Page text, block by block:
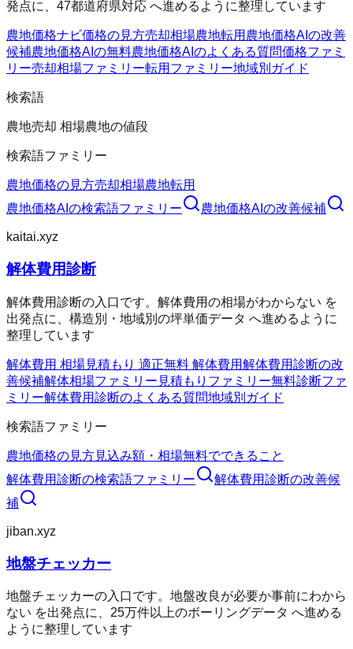
発点に、47都道府県対応 へ進めるように整理しています
農地価格ナビ価格の見方売却相場農地転用 農地価格AIの改善
候補農地価格AIの無料農地価格AIのよくある質問価格ファミ
リー売却相場ファミリー転用ファミリー地域別ガイド
検索語
農地売却 相場農地の値段
検索語ファミリー
農地価格の見方売却相場農地転用
農地価格AI の検索語ファミリー 農地価格AI の改善候補
kaitai.xyz
解体費用診断
解体費用診断の入口です。解体費用の相場がわからない を
出発点に、構造別・地域別の坪単価データ へ進めるように
整理しています
解体費用 相場見積もり 適正無料 解体費用解体費用診断の改
善候補解体相場ファミリー 見積もりファミリー無料診断ファ
ミリー解体費用診断のよくある質問地域別ガイド
検索語ファミリー
農地価格の見方見込み額・相場無料でできること
解体費用診断の検索語ファミリー 解体費用診断の改善候
補
jiban.xyz
地盤チェッカー
地盤チェッカーの入口です。地盤改良が必要か事前にわから
ない を出発点に、25万件以上のボーリングデータ へ進める
ように整理しています